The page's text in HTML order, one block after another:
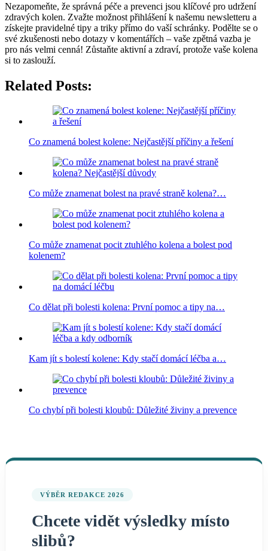
Nezapomeňte, že správná péče a prevenci jsou klíčové pro udržení
zdravých kolen. Zvažte možnost přihlášení k našemu newsletteru a
získejte pravidelné tipy a triky přímo do vaší schránky. Podělte se o
své zkušenosti nebo dotazy v komentářích – vaše zpětná vazba je
pro nás velmi cenná! Zůstaňte aktivní a zdraví, protože vaše kolena
si to zaslouží.
Related Posts:
Co znamená bolest kolene: Nejčastější příčiny a řešení
Co může znamenat bolest na pravé straně kolena?…
Co může znamenat pocit ztuhlého kolena a bolest pod
kolenem?
Co dělat při bolesti kolena: První pomoc a tipy na…
Kam jít s bolestí kolene: Kdy stačí domácí léčba a…
Co chybí při bolesti kloubů: Důležité živiny a prevence
VÝBĚR REDAKCE 2026
Chcete vidět výsledky místo
slibů?